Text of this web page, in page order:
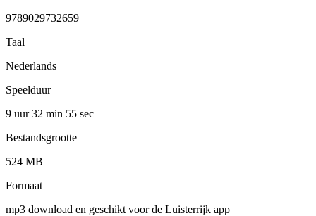
9789029732659
Taal
Nederlands
Speelduur
9 uur 32 min 55 sec
Bestandsgrootte
524 MB
Formaat
mp3 download en geschikt voor de Luisterrijk app